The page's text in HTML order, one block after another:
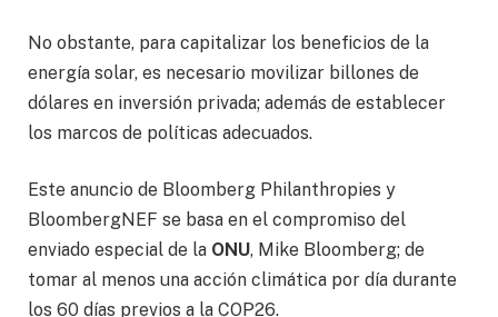
No obstante, para capitalizar los beneficios de la
energía solar, es necesario movilizar billones de
dólares en inversión privada; además de establecer
los marcos de políticas adecuados.
Este anuncio de Bloomberg Philanthropies y
BloombergNEF se basa en el compromiso del
enviado especial de la ONU, Mike Bloomberg; de
tomar al menos una acción climática por día durante
los 60 días previos a la COP26.